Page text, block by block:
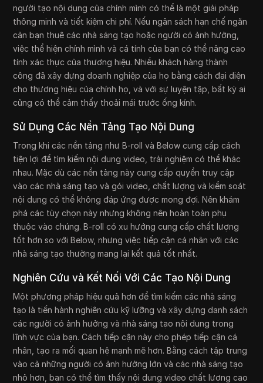
người tạo nội dung của chính mình có thể là một giải pháp
thông minh và tiết kiệm chi phí. Nếu ngân sách hạn chế ngăn
cản bạn thuê các nhà sáng tạo hoặc người có ảnh hưởng,
việc thể hiện chính mình và cá tính của bạn có thể nâng cao
tính xác thực của thương hiệu. Nhiều khách hàng thành
công đã xây dựng doanh nghiệp của họ bằng cách đại diện
cho thương hiệu của chính họ, và với sự luyện tập, bất kỳ ai
cũng có thể cảm thấy thoải mái trước ống kính.
Sử Dụng Các Nền Tảng Tạo Nội Dung
Trong khi các nền tảng như B-roll và Below cung cấp cách
tiện lợi để tìm kiếm nội dung video, trải nghiệm có thể khác
nhau. Mặc dù các nền tảng này cung cấp quyền truy cập
vào các nhà sáng tạo và gói video, chất lượng và kiểm soát
nội dung có thể không đáp ứng được mong đợi. Nên khám
phá các tùy chọn này nhưng không nên hoàn toàn phụ
thuộc vào chúng. B-roll có xu hướng cung cấp chất lượng
tốt hơn so với Below, nhưng việc tiếp cận cá nhân với các
nhà sáng tạo thường mang lại kết quả tốt nhất.
Nghiên Cứu và Kết Nối Với Các Tạo Nội Dung
Một phương pháp hiệu quả hơn để tìm kiếm các nhà sáng
tạo là tiến hành nghiên cứu kỹ lưỡng và xây dựng danh sách
các người có ảnh hưởng và nhà sáng tạo nội dung trong
lĩnh vực của bạn. Cách tiếp cận này cho phép tiếp cận cá
nhân, tạo ra mối quan hệ mạnh mẽ hơn. Bằng cách tập trung
vào cả những người có ảnh hưởng lớn và các nhà sáng tạo
nhỏ hơn, bạn có thể tìm thấy nội dung video chất lượng cao